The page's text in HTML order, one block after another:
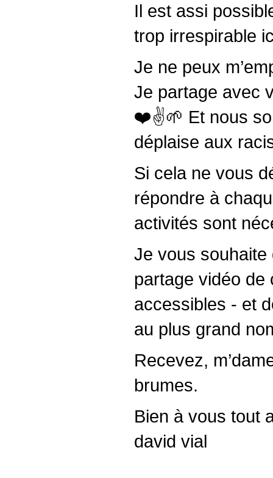
Il est assi
trop irrespirable
Je ne peux
Je partage avec
❤️✌️🌱 Et nous
déplaise aux
Si cela ne vous
répondre à
activités sont
Je vous souhaite
partage vidéo de
accessibles - et
au plus grand
Recevez,
brumes.
Bien à vous tout
david vial